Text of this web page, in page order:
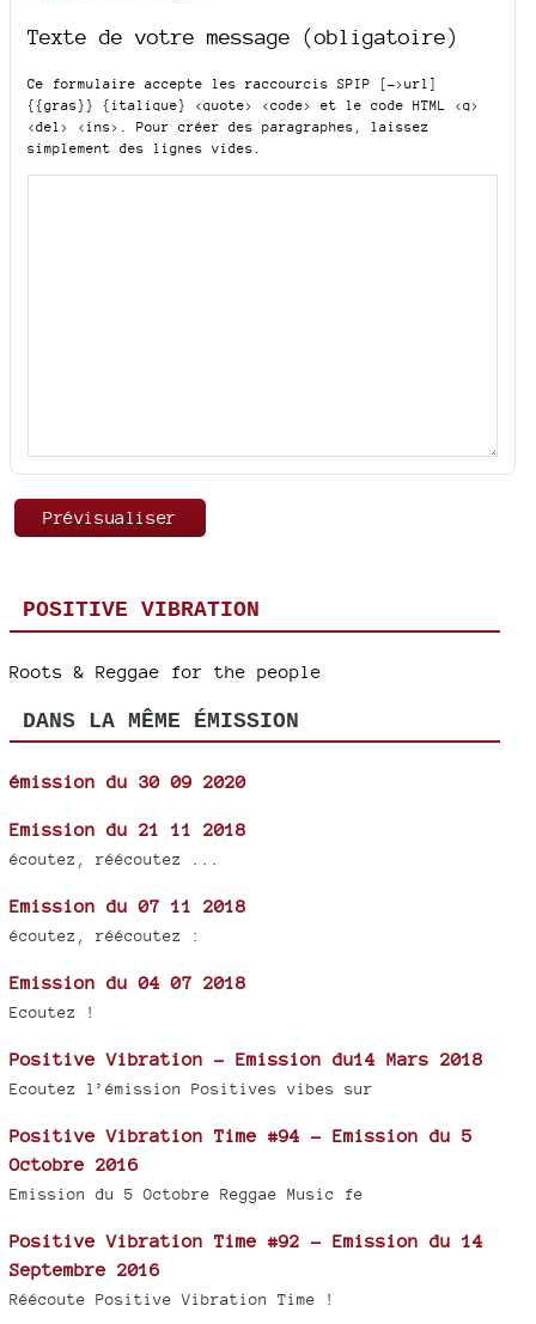
Texte de votre message (obligatoire)
Ce formulaire accepte les raccourcis SPIP
[->url]
{{gras}} {italique} <quote> <code>
et le code HTML <q>
<del> <ins> . Pour créer des paragraphes, laissez
simplement des lignes vides.
POSITIVE VIBRATION
Roots & Reggae for the people
DANS LA MÊME ÉMISSION
émission du 30 09 2020
Emission du 21 11 2018
écoutez, réécoutez ...
Emission du 07 11 2018
écoutez, réécoutez :
Emission du 04 07 2018
Ecoutez !
Positive Vibration - Emission du14 Mars 2018
Ecoutez l’émission Positives vibes sur
Positive Vibration Time #94 - Emission du 5
Octobre 2016
Emission du 5 Octobre Reggae Music fe
Positive Vibration Time #92 - Emission du 14
Septembre 2016
Réécoute Positive Vibration Time !